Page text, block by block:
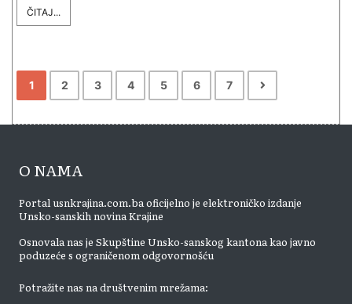
ČITAJ...
1 2 3 4 5 6 7
O NAMA
Portal usnkrajina.com.ba oficijelno je elektroničko izdanje
Unsko-sanskih novina Krajine
Osnovala nas je Skupštine Unsko-sanskog kantona kao javno
poduzeće s ograničenom odgovornošću
Potražite nas na društvenim mrežama: